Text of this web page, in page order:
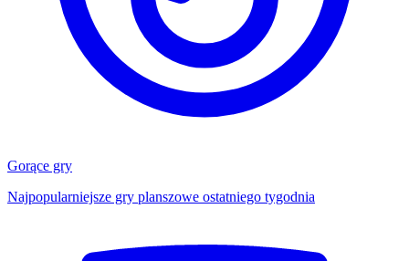
Gorące gry
Najpopularniejsze gry planszowe ostatniego tygodnia